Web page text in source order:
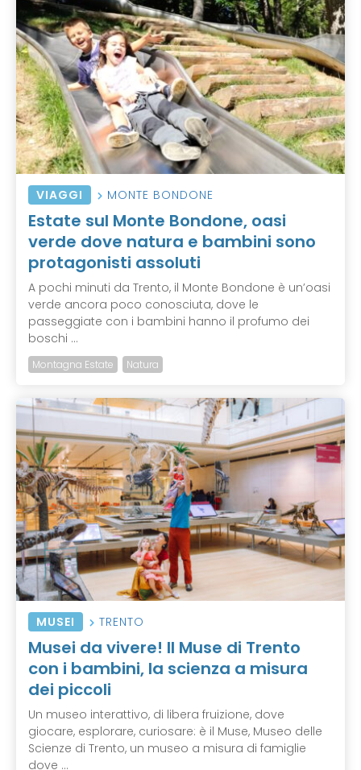
VIAGGI MONTE BONDONE
Estate sul Monte Bondone, oasi
verde dove natura e bambini sono
protagonisti assoluti
A pochi minuti da Trento, il Monte Bondone è un’oasi
verde ancora poco conosciuta, dove le
passeggiate con i bambini hanno il profumo dei
boschi ...
Montagna Estate Natura
MUSEI TRENTO
Musei da vivere! Il Muse di Trento
con i bambini, la scienza a misura
dei piccoli
Un museo interattivo, di libera fruizione, dove
giocare, esplorare, curiosare: è il Muse, Museo delle
Scienze di Trento, un museo a misura di famiglie
dove ...